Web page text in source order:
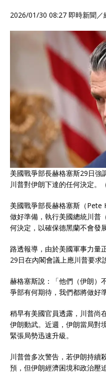
2026/01/30 08:27 即時新聞／
美國戰爭部長赫格塞斯29日強
川普對伊朗下達的任何決定。
美國戰爭部長赫格塞斯（
做好準備，執行美國總統川普
何決定，以確保德黑蘭不會發
路透報導，由於美國軍事力量
29日在內閣會議上應川普要求
赫格塞斯說：「他們（伊朗）
爭部有何期待，我們都將做好
稍早有美國官員透露，川普尚
伊朗動武。近週，伊朗當局對
緊張局勢迅速升級。
川普曾多次警告，若伊朗持續
預，但伊朗經濟困境和政治壓